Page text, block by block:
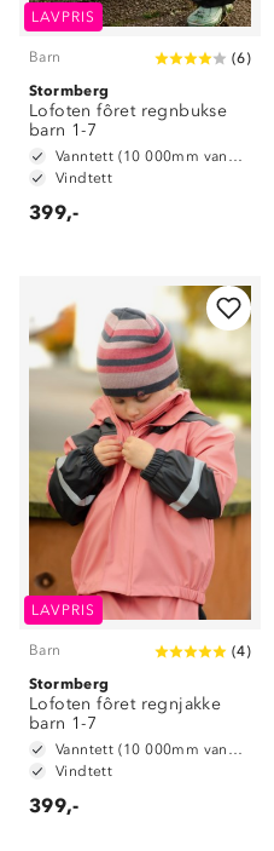
LAVPRIS
Barn (6)
Stormberg
Lofoten fôret regnbukse
barn 1-7
Vanntett (10 000mm vannsøyle)
Vindtett
399,-
LAVPRIS
Barn (4)
Stormberg
Lofoten fôret regnjakke
barn 1-7
Vanntett (10 000mm vannsøyle)
Vindtett
399,-